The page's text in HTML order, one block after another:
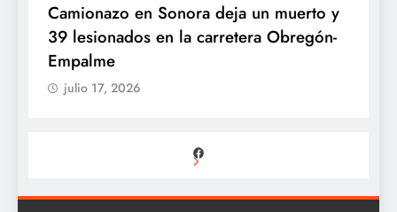
Camionazo en Sonora deja un muerto y
39 lesionados en la carretera Obregón-
Empalme
julio 17, 2026